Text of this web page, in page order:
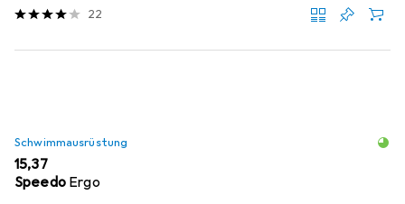
22
Schwimmausrüstung
EUR
15,37
Speedo Ergo